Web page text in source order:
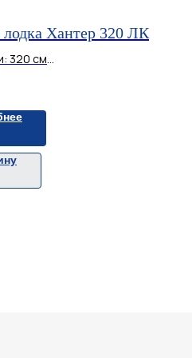
лодка Хантер 320 ЛК
320 см
мотора, л.с.: 10
41,5 см
3 чел.
330 кг